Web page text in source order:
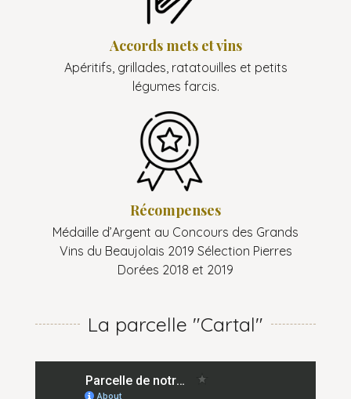
Accords mets et vins
Apéritifs, grillades, ratatouilles et petits
légumes farcis.
Récompenses
Médaille d’Argent au Concours des Grands
Vins du Beaujolais 2019 Sélection Pierres
Dorées 2018 et 2019
La parcelle "Cartal"